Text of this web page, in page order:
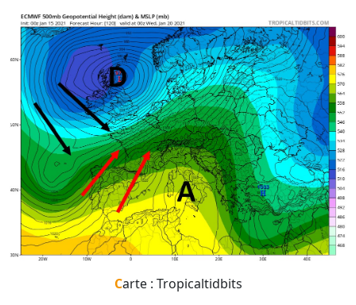
Carte : Tropicaltidbits